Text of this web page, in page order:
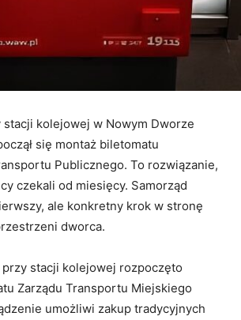
kolejowej w Nowym Dworze
się montaż biletomatu
Publicznego. To rozwiązanie,
czekali od miesięcy. Samorząd
ale konkretny krok w stronę
dworca.
stacji kolejowej rozpoczęto
Zarządu Transportu Miejskiego
umożliwi zakup tradycyjnych